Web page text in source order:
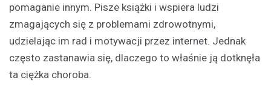
pomaganie innym. Pisze książki i wspiera ludzi
zmagających się z problemami zdrowotnymi,
udzielając im rad i motywacji przez internet. Jednak
często zastanawia się, dlaczego to właśnie ją dotknęła
ta ciężka choroba.